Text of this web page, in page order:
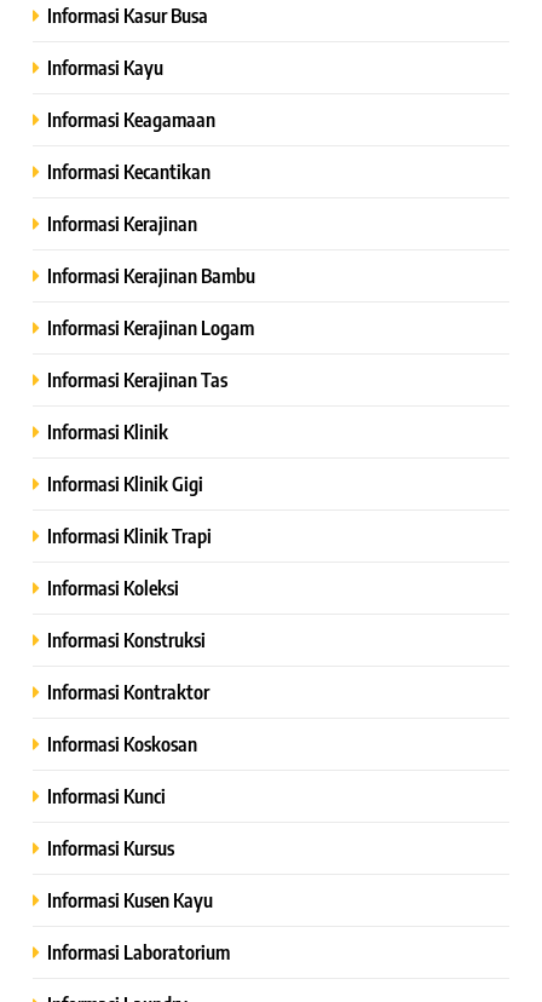
Informasi Kasur Busa
Informasi Kayu
Informasi Keagamaan
Informasi Kecantikan
Informasi Kerajinan
Informasi Kerajinan Bambu
Informasi Kerajinan Logam
Informasi Kerajinan Tas
Informasi Klinik
Informasi Klinik Gigi
Informasi Klinik Trapi
Informasi Koleksi
Informasi Konstruksi
Informasi Kontraktor
Informasi Koskosan
Informasi Kunci
Informasi Kursus
Informasi Kusen Kayu
Informasi Laboratorium